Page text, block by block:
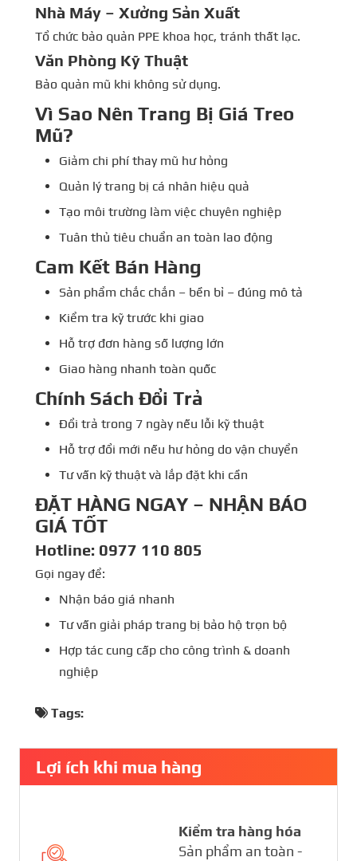
Nhà Máy – Xưởng Sản Xuất
Tổ chức bảo quản PPE khoa học, tránh thất lạc.
Văn Phòng Kỹ Thuật
Bảo quản mũ khi không sử dụng.
Vì Sao Nên Trang Bị Giá Treo
Mũ?
Giảm chi phí thay mũ hư hỏng
Quản lý trang bị cá nhân hiệu quả
Tạo môi trường làm việc chuyên nghiệp
Tuân thủ tiêu chuẩn an toàn lao động
Cam Kết Bán Hàng
Sản phẩm chắc chắn – bền bỉ – đúng mô tả
Kiểm tra kỹ trước khi giao
Hỗ trợ đơn hàng số lượng lớn
Giao hàng nhanh toàn quốc
Chính Sách Đổi Trả
Đổi trả trong 7 ngày nếu lỗi kỹ thuật
Hỗ trợ đổi mới nếu hư hỏng do vận chuyển
Tư vấn kỹ thuật và lắp đặt khi cần
ĐẶT HÀNG NGAY – NHẬN BÁO
GIÁ TỐT
Hotline: 0977 110 805
Gọi ngay để:
Nhận báo giá nhanh
Tư vấn giải pháp trang bị bảo hộ trọn bộ
Hợp tác cung cấp cho công trình & doanh
nghiệp
Tags:
Lợi ích khi mua hàng
Kiểm tra hàng hóa
Sản phẩm an toàn -